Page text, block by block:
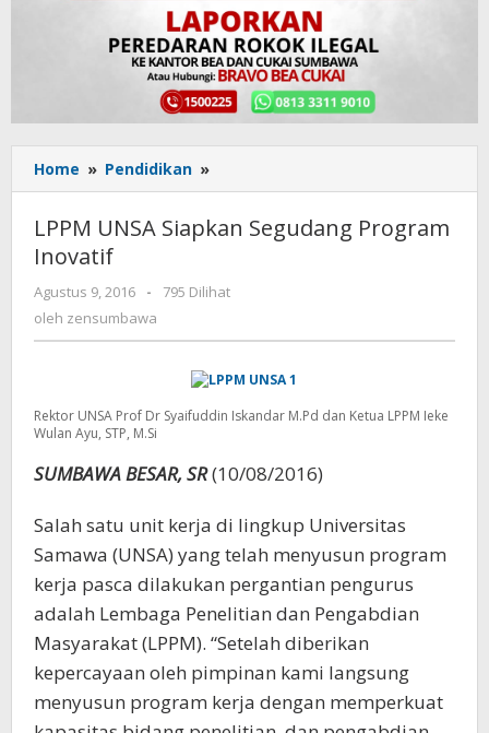
Home » Pendidikan »
UNSA
Segudang
Inovatif
LPPM UNSA Siapkan Segudang Program
Inovatif
Agustus 9, 2016
oleh
zensumbawa
-
795 Dilihat
oleh zensumbawa
Rektor UNSA Prof Dr Syaifuddin Iskandar M.Pd dan Ketua LPPM Ieke
Wulan Ayu, STP, M.Si
SUMBAWA BESAR, SR(10/08/2016)
Salah satu unit kerja di lingkup Universitas
Samawa (UNSA) yang telah menyusun program
kerja pasca dilakukan pergantian pengurus
adalah Lembaga Penelitian dan Pengabdian
Masyarakat (LPPM). “Setelah diberikan
kepercayaan oleh pimpinan kami langsung
menyusun program kerja dengan memperkuat